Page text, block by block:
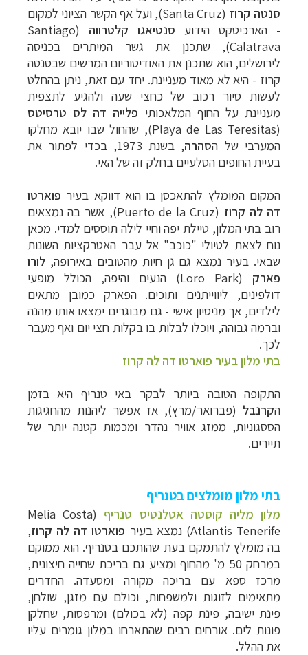
סנטה קרוז (
Santa Cruz), ועל אף הקשר הציוני למקום
- הארכיטקט הידוע סנטיאגו קלטרווה (
Santiago
Calatrava), שתכנן את גשר המיתרים בכניסה
לירושלים, הוא שתכנן את האודיטוריום המרשים שבסנטה
קרוז - היא לא מאוד מעניינת. יחד עם זאת, ניתן בהחלט
לעשות סיור רכוב של כחצי שעה ולהגיע לתצפית
מעניינת על החוף המלאכותי פלייה דה לס טרסיטס
(Playa de Las Teresitas
), שהחול שבו יובא מחלקו
המערבי של הסהרה
, בשנת 1973, בכדי לפתור את
בעיית החופים הסלעיים בחלק זה של האי.
המקום המומלץ להתאכסן בו הוא דווקא בעיר פוארטו
דה לה קרוז (Puerto de la Cruz), אשר בה נמצאים
רוב בתי המלון, טיילת יפה וחיי לילה תוססים למדי. מכאן
נוח לצאת לטיולי "כוכב" אל עבר האטרקציות השונות
שבאי. בעיר נמצא גם גן חיות מהטובים באירופה, לורו
פארק (
Loro Park) הנעים והיפה, הכולל מופעי
דולפינים, ליווייתנים ותוכים. הפארק כמובן מתאים
לילדים, אך מניסיון אישי - גם מבוגרים ימצאו אותו מהנה
וברמה גבוהה, ויוכלו לבלות בו בקלות חצי יום ואף מעבר
לכך.
בתי מלון בעיר פוארטו דה לה קרוז
התקופה הטובה ביותר לבקר באי טנריף היא בזמן
הקרנבל (פברואר/מרץ), אז אפשר ליהנות מהחגיגות
הססגוניות, ממזג אוויר נהדר ומכמות קטנה יותר של
תיירים.
בתי מלון מומלצים בטנריף
מלון מליה קוסטה אטלנטיס טנריף (
Melia Costa
Atlantis Tenerife) נמצא בעיר פוארטו דה לה קרוז,
בה מומלץ להתמקם בעת שהותכם בטנריף. הוא ממוקם
במרחק 50 מ' מהחוף ומציע גם בריכת שחייה חיצונית,
מרכז ספא עם בריכה מקורה ומסעדה. החדרים
מתאימים לזוגות ולמשפחות, וכולם עם מזגן, שולחן,
פינת ישיבה, פינת קפה (לא בכולם) ומרפסות, שחלקן
פונות לים. אורחים רבים שהתארחו במלון גומרים עליו
את ההלל.